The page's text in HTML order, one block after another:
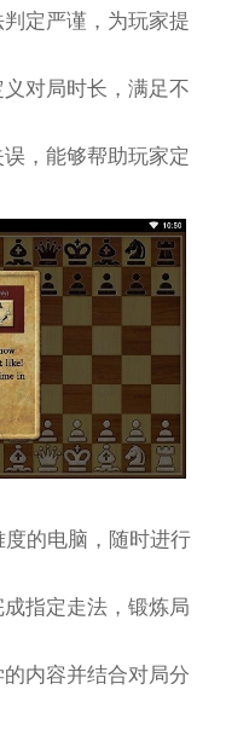
定严谨，为玩家提
对局时长，满足不
，能够帮助玩家定
的电脑，随时进行
指定走法，锻炼局
内容并结合对局分